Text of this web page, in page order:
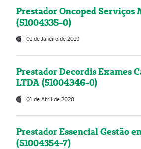
Prestador Oncoped Serviços
(51004335-0)
01 de Janeiro de 2019
Prestador Decordis Exames
LTDA (51004346-0)
01 de Abril de 2020
Prestador Essencial Gestão
(51004354-7)